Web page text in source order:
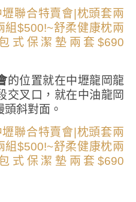
的位置就在中壢龍岡龍
交叉口，就在中油龍岡
斜對面。